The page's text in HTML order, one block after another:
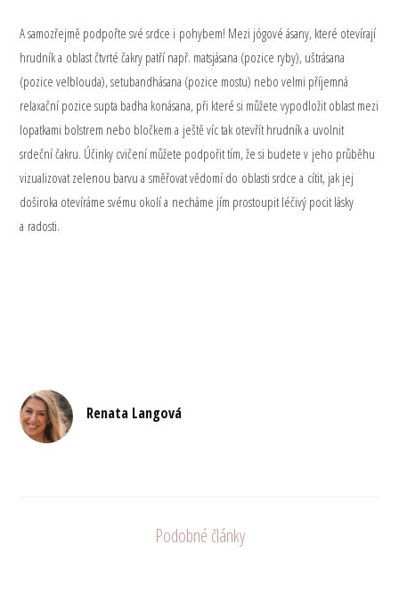
A samozřejmě podpořte své srdce i pohybem! Mezi jógové ásany, které otevírají
hrudník a oblast čtvrté čakry patří např. matsjásana (pozice ryby), uštrásana
(pozice velblouda), setubandhásana (pozice mostu) nebo velmi příjemná
relaxační pozice supta badha konásana, při které si můžete vypodložit oblast mezi
lopatkami bolstrem nebo bločkem a ještě víc tak otevřít hrudník a uvolnit
srdeční čakru. Účinky cvičení můžete podpořit tím, že si budete v jeho průběhu
vizualizovat zelenou barvu a směřovat vědomí do oblasti srdce a cítit, jak jej
doširoka otevíráme svému okolí a necháme jím prostoupit léčivý pocit lásky
a radosti.
Renata Langová
Podobné články